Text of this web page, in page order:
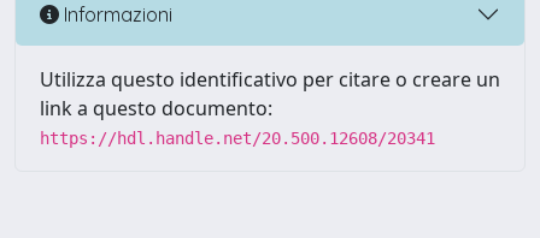
Informazioni
Utilizza questo identificativo per citare o creare un
link a questo documento:
https://hdl.handle.net/20.500.12608/20341